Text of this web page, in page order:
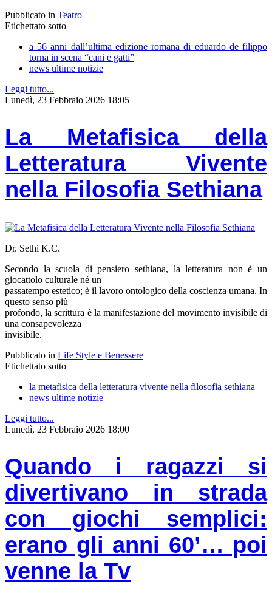
Pubblicato in Teatro
Etichettato sotto
a 56 anni dall’ultima edizione romana di eduardo de filippo
torna in scena “cani e gatti”
news ultime notizie
Leggi tutto...
Lunedì, 23 Febbraio 2026 18:05
La Metafisica della
Letteratura Vivente
nella Filosofia Sethiana
Dr. Sethi K.C.
Secondo la scuola di pensiero sethiana, la letteratura non è un
giocattolo culturale né un
passatempo estetico; è il lavoro ontologico della coscienza umana. In
questo senso più
profondo, la scrittura è la manifestazione del movimento invisibile di
una consapevolezza
invisibile.
Pubblicato in Life Style e Benessere
Etichettato sotto
la metafisica della letteratura vivente nella filosofia sethiana
news ultime notizie
Leggi tutto...
Lunedì, 23 Febbraio 2026 18:00
Quando i ragazzi si
divertivano in strada
con giochi semplici:
erano gli anni 60’… poi
venne la Tv